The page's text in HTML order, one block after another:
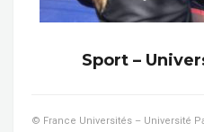
Sport –
© France Universités – Université